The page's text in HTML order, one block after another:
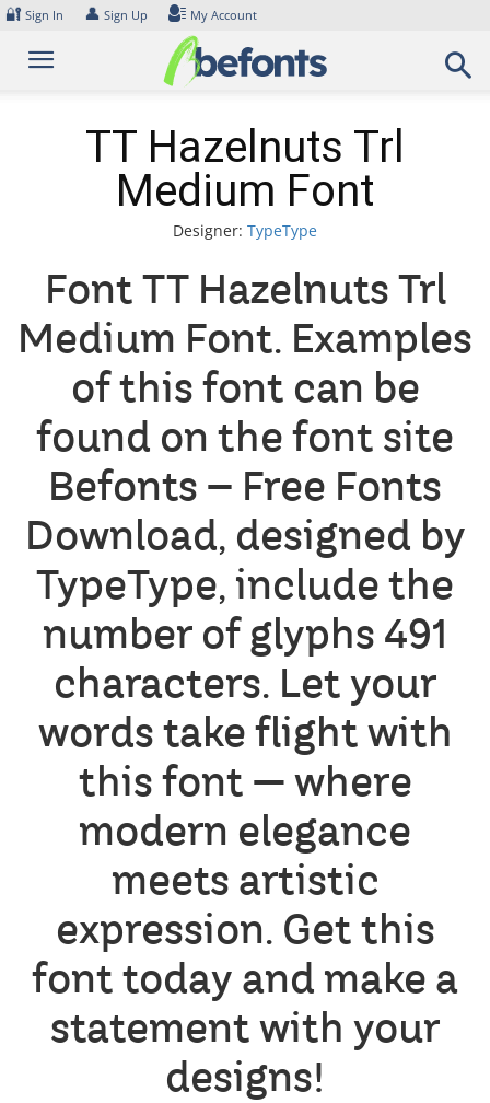
Skip
content
🔐 Sign In 👤 Sign Up My Account
TT Hazelnuts Trl
Medium Font
Designer: TypeType
Font TT Hazelnuts Trl
Medium Font. Examples
of this font can be
found on the font site
Befonts – Free Fonts
Download, designed by
TypeType, include the
number of glyphs 491
characters. Let your
words take flight with
this font — where
modern elegance
meets artistic
expression. Get this
font today and make a
statement with your
designs!